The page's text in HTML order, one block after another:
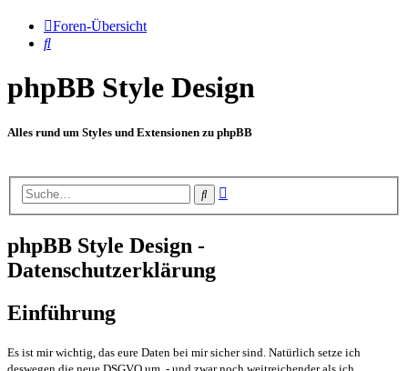
Foren-Übersicht
Suche
phpBB Style Design
Alles rund um Styles und Extensionen zu phpBB
Suche
phpBB Style Design -
Datenschutzerklärung
Einführung
Es ist mir wichtig, das eure Daten bei mir sicher sind. Natürlich setze ich